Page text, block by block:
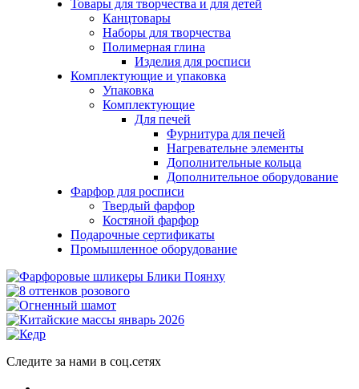
Товары для творчества и для детей
Канцтовары
Наборы для творчества
Полимерная глина
Изделия для росписи
Комплектующие и упаковка
Упаковка
Комплектующие
Для печей
Фурнитура для печей
Нагревательне элементы
Дополнительные кольца
Дополнительное оборудование
Фарфор для росписи
Твердый фарфор
Костяной фарфор
Подарочные сертификаты
Промышленное оборудование
Следите за нами в соц.сетях